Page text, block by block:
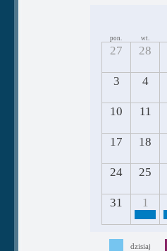
pon. wt.
27 28
3 4
10 11
17 18
24 25
31 1
dzisiaj